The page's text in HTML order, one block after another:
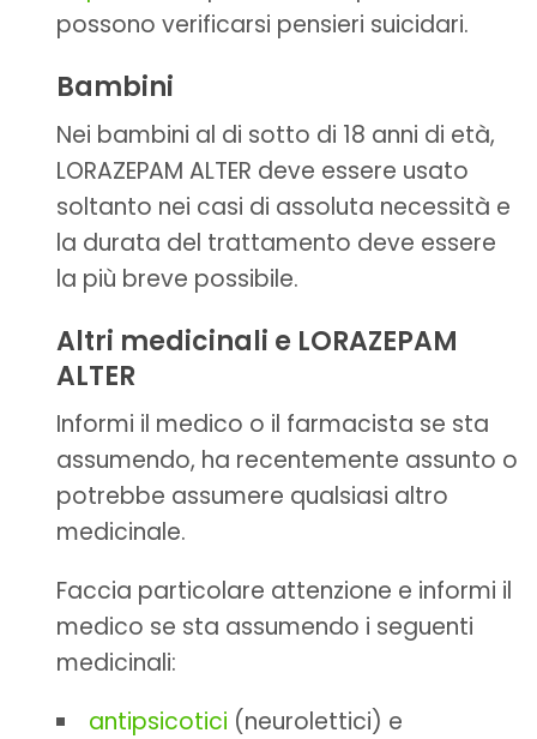
possono verificarsi pensieri suicidari.
Bambini
Nei bambini al di sotto di 18 anni di età,
LORAZEPAM ALTER deve essere usato
soltanto nei casi di assoluta necessità e
la durata del trattamento deve essere
la più breve possibile.
Altri medicinali e LORAZEPAM
ALTER
Informi il medico o il farmacista se sta
assumendo, ha recentemente assunto o
potrebbe assumere qualsiasi altro
medicinale.
Faccia particolare attenzione e informi il
medico se sta assumendo i seguenti
medicinali:
antipsicotici (neurolettici) e